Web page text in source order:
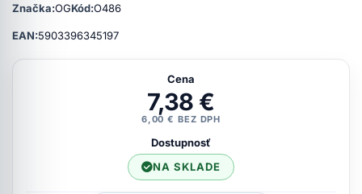
Značka:OGKód:O486
EAN:5903396345197
Cena
7,38 €
6,00 € BEZ DPH
Dostupnosť
NA SKLADE